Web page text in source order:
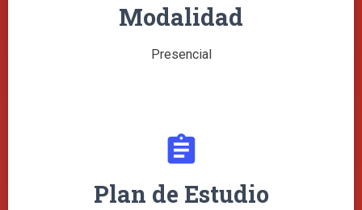
Modalidad
Presencial
assignment
Plan de Estudio